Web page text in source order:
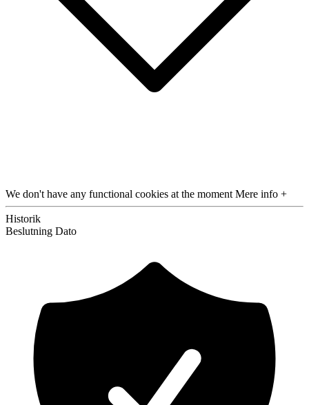
We don't have any functional cookies at the moment Mere info +
Historik
Beslutning Dato